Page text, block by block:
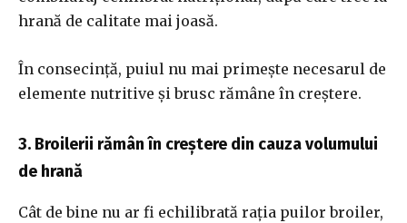
hrană de calitate mai joasă.
În consecință, puiul nu mai primește necesarul de
elemente nutritive și brusc rămâne în creștere.
3. Broilerii rămân în creștere din cauza volumului
de hrană
Cât de bine nu ar fi echilibrată rația puilor broiler,